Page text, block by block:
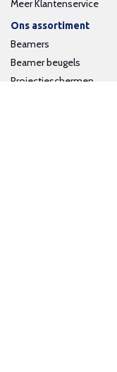
Meer Klantenservice
Ons assortiment
Beamers
Beamer beugels
Projectieschermen